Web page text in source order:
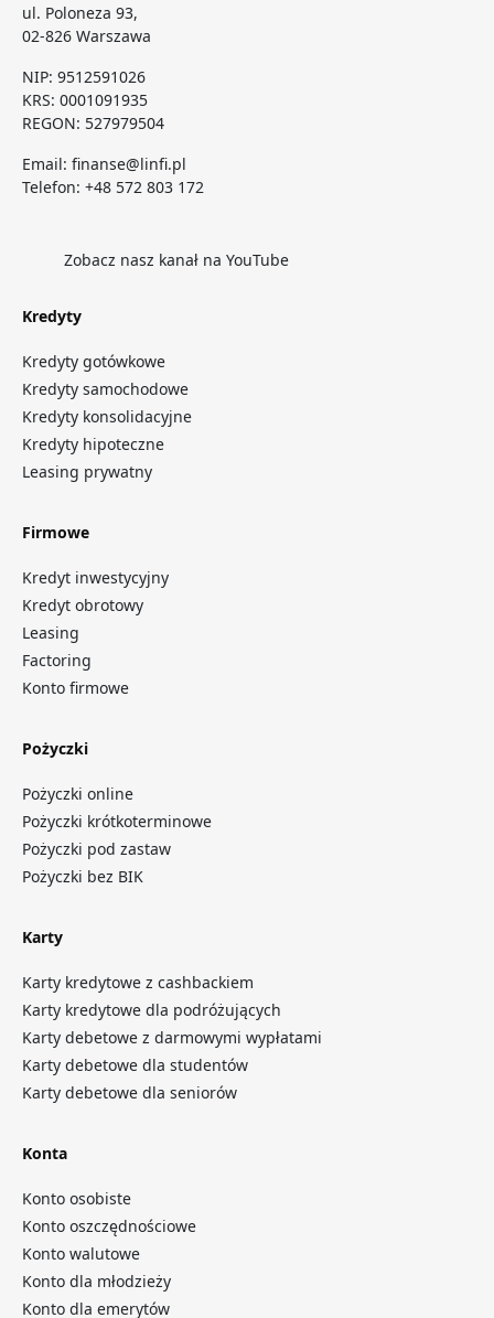
ul. Poloneza 93,
02-826 Warszawa
NIP: 9512591026
KRS: 0001091935
REGON: 527979504
Email: finanse@linfi.pl
Telefon: +48 572 803 172
Zobacz nasz kanał na YouTube
Kredyty
Kredyty gotówkowe
Kredyty samochodowe
Kredyty konsolidacyjne
Kredyty hipoteczne
Leasing prywatny
Firmowe
Kredyt inwestycyjny
Kredyt obrotowy
Leasing
Factoring
Konto firmowe
Pożyczki
Pożyczki online
Pożyczki krótkoterminowe
Pożyczki pod zastaw
Pożyczki bez BIK
Karty
Karty kredytowe z cashbackiem
Karty kredytowe dla podróżujących
Karty debetowe z darmowymi wypłatami
Karty debetowe dla studentów
Karty debetowe dla seniorów
Konta
Konto osobiste
Konto oszczędnościowe
Konto walutowe
Konto dla młodzieży
Konto dla emerytów